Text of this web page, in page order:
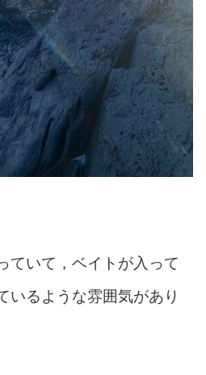
ていて，ベイトが入って
いるような雰囲気があり